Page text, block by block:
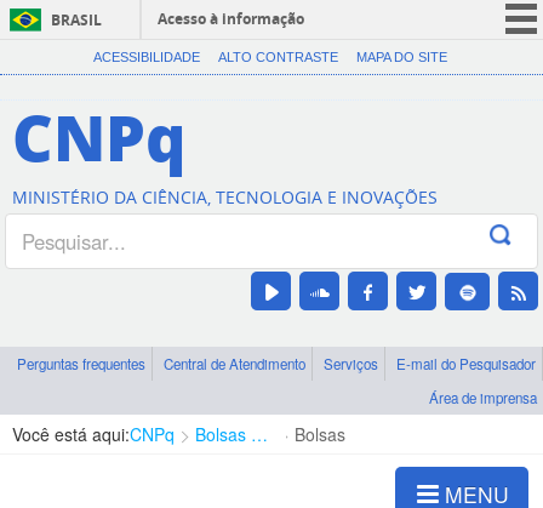
BRASIL
Acesso à informação
CORONAVÍRUS (COVID-19)
Canais
ACESSIBILIDADE ALTO CONTRASTE MAPA DO SITE
CNPq
MINISTÉRIO DA CIÊNCIA, TECNOLOGIA E INOVAÇÕES
Perguntas frequentes Central de Atendimento Serviços
E-mail do Pesquisador
Área de imprensa
Você está aqui:CNPq Bolsas e Auxílios Vigentes Bolsas
MENU